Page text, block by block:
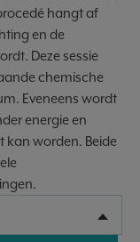
hangt af
en de
Deze sessie
chemische
Eveneens wordt
energie en
kan worden. Beide